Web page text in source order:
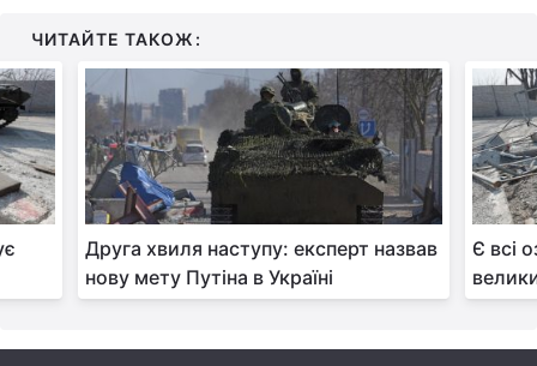
ЧИТАЙТЕ ТАКОЖ:
Друга хвиля наступу: експерт назвав
нову мету Путіна в Україні
Є всі